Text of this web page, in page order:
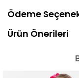
Ödeme
Ürün Önerileri